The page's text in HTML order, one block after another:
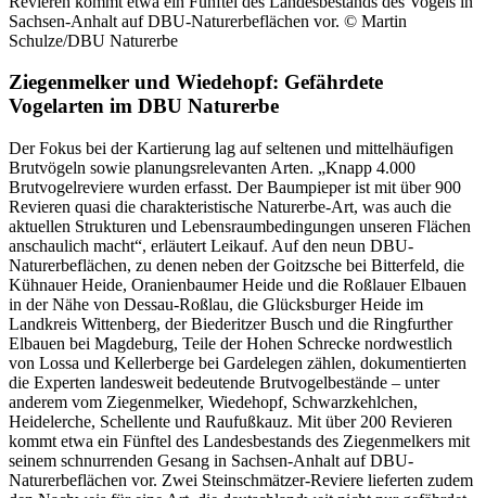
Ziegenmelker und Wiedehopf: Gefährdete
Vogelarten im DBU Naturerbe
Der Fokus bei der Kartierung lag auf seltenen und mittelhäufigen
Brutvögeln sowie planungsrelevanten Arten. „Knapp 4.000
Brutvogelreviere wurden erfasst. Der Baumpieper ist mit über 900
Revieren quasi die charakteristische Naturerbe-Art, was auch die
aktuellen Strukturen und Lebensraumbedingungen unseren Flächen
anschaulich macht“, erläutert Leikauf. Auf den neun DBU-
Naturerbeflächen, zu denen neben der Goitzsche bei Bitterfeld, die
Kühnauer Heide, Oranienbaumer Heide und die Roßlauer Elbauen
in der Nähe von Dessau-Roßlau, die Glücksburger Heide im
Landkreis Wittenberg, der Biederitzer Busch und die Ringfurther
Elbauen bei Magdeburg, Teile der Hohen Schrecke nordwestlich
von Lossa und Kellerberge bei Gardelegen zählen, dokumentierten
die Experten landesweit bedeutende Brutvogelbestände – unter
anderem vom Ziegenmelker, Wiedehopf, Schwarzkehlchen,
Heidelerche, Schellente und Raufußkauz. Mit über 200 Revieren
kommt etwa ein Fünftel des Landesbestands des Ziegenmelkers mit
seinem schnurrenden Gesang in Sachsen-Anhalt auf DBU-
Naturerbeflächen vor. Zwei Steinschmätzer-Reviere lieferten zudem